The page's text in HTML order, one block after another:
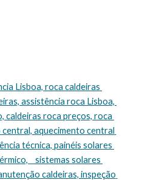
assistência roca Lisboa,
caldeiras roca preços, roca
aquecimento central
técnica, painéis solares
sistemas solares
caldeiras, inspeção